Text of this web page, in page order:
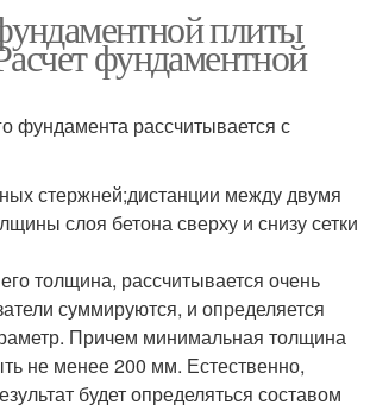
плиты
фундаментной
фундамента рассчитывается с
стержней;дистанции между двумя
слоя бетона сверху и снизу сетки
толщина, рассчитывается очень
суммируются, и определяется
Причем минимальная толщина
не менее 200 мм. Естественно,
будет определяться составом